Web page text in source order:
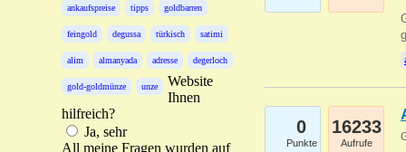
ankaufspreise tipps goldbarren
feingold degussa türkisch satimi
alim almanyada adresse degerloch
gold-goldmünze unze
Website
Ihnen
hilfreich?
Ja, sehr
All meine Fragen wurden auf
0
Punkte
16233
Aufrufe